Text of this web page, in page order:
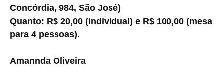
Concórdia, 984, São José)
Quanto: R$ 20,00 (individual) e R$ 100,00 (mesa
para 4 pessoas).
Amannda Oliveira